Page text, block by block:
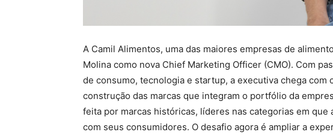
A Camil Alimentos, uma das maiores empresas de
Molina como nova Chief Marketing Officer (CMO). Com
de consumo, tecnologia e startup, a executiva chega com
construção das marcas que integram o portfólio da
feita por marcas históricas, líderes nas categorias em que
com seus consumidores. O desafio agora é ampliar a